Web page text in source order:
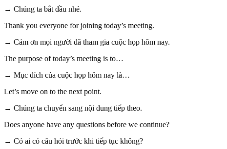
→ Chúng ta bắt đầu nhé.
Thank you everyone for joining today’s meeting.
→ Cảm ơn mọi người đã tham gia cuộc họp hôm nay.
The purpose of today’s meeting is to…
→ Mục đích của cuộc họp hôm nay là…
Let’s move on to the next point.
→ Chúng ta chuyển sang nội dung tiếp theo.
Does anyone have any questions before we continue?
→ Có ai có câu hỏi trước khi tiếp tục không?